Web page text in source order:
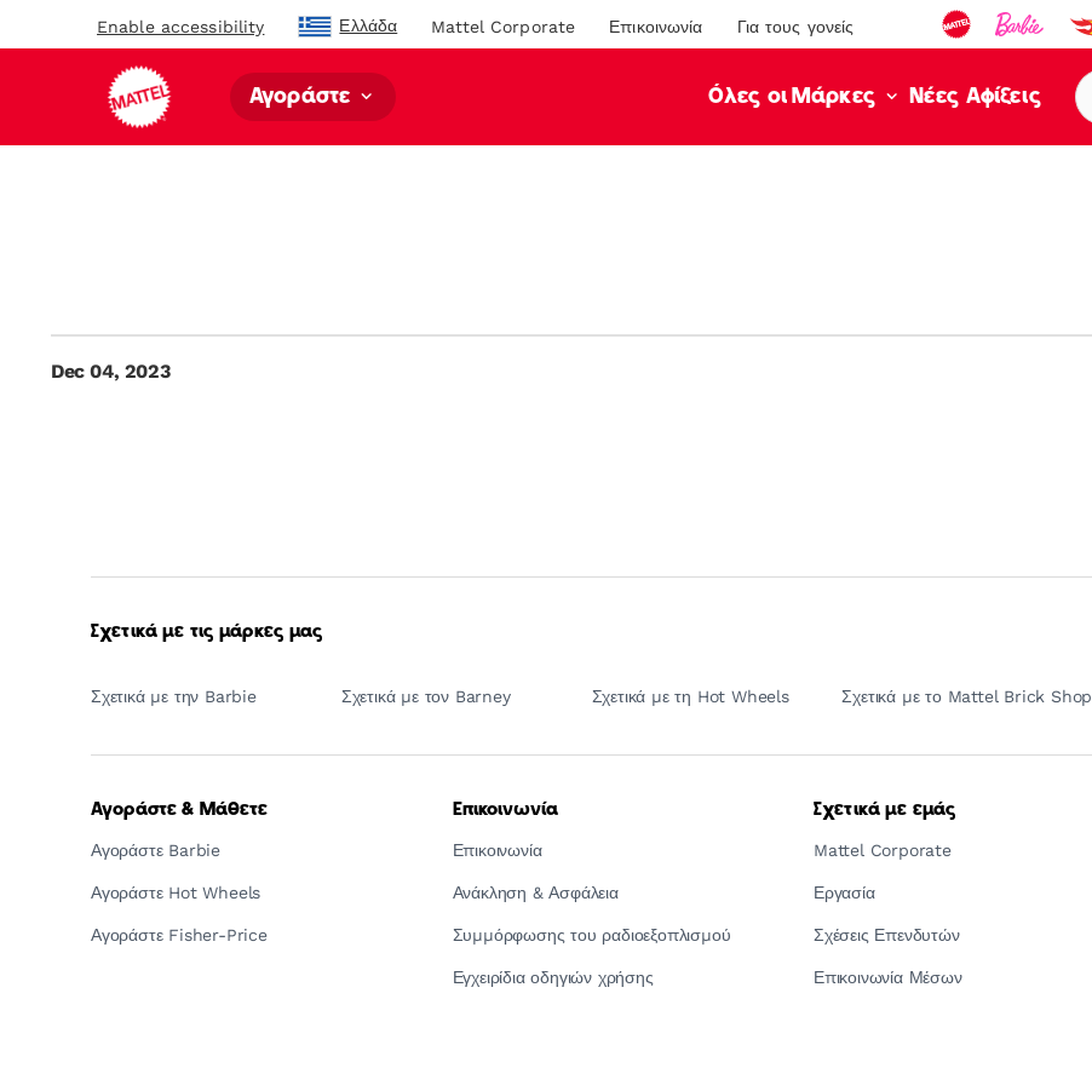
Enable accessibility Ελλάδα Mattel Corporate Επικοινωνία Για τους γονείς
Αγοράστε Όλες οι Μάρκες Νέες Αφίξεις
Dec 04, 2023
Σχετικά με τις μάρκες μας
Σχετικά με την Barbie Σχετικά με τον Barney Σχετικά με τη Hot Wheels Σχετικά με το Mattel Brick Shop
Αγοράστε & Μάθετε
Αγοράστε Barbie
Αγοράστε Hot Wheels
Αγοράστε Fisher-Price
Επικοινωνία
Επικοινωνία
Ανάκληση & Ασφάλεια
Συμμόρφωσης του ραδιοεξοπλισμού
Εγχειρίδια οδηγιών χρήσης
Σχετικά με εμάς
Mattel Corporate
Εργασία
Σχέσεις Επενδυτών
Επικοινωνία Μέσων